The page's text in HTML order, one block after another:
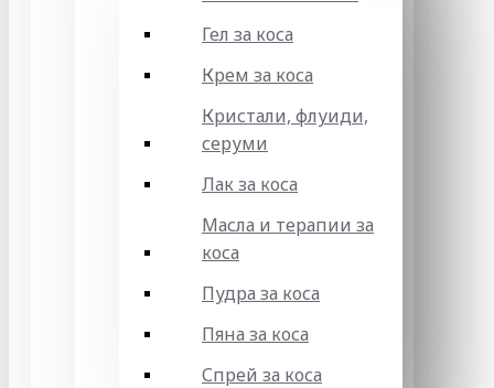
Гел за коса
Крем за коса
Кристали, флуиди,
серуми
Лак за коса
Масла и терапии за
коса
Пудра за коса
Пяна за коса
Спрей за коса